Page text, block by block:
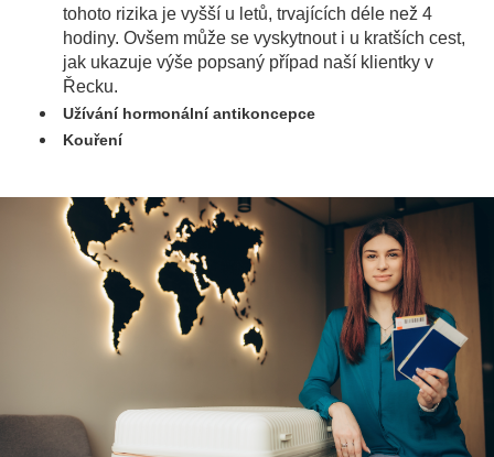
tohoto rizika je vyšší u letů, trvajících déle než 4
hodiny. Ovšem může se vyskytnout i u kratších cest,
jak ukazuje výše popsaný případ naší klientky v
Řecku.
Užívání hormonální antikoncepce
Kouření